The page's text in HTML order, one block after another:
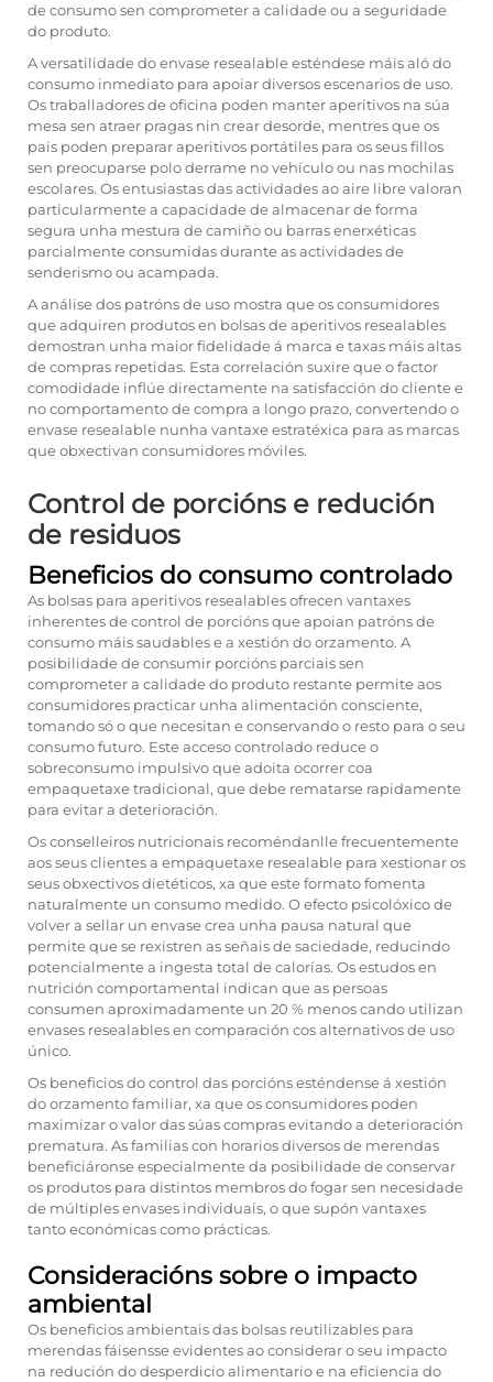
de consumo sen comprometer a calidade ou a seguridade
do produto.
A versatilidade do envase resealable esténdese máis aló do
consumo inmediato para apoiar diversos escenarios de uso.
Os traballadores de oficina poden manter aperitivos na súa
mesa sen atraer pragas nin crear desorde, mentres que os
pais poden preparar aperitivos portátiles para os seus fillos
sen preocuparse polo derrame no vehículo ou nas mochilas
escolares. Os entusiastas das actividades ao aire libre valoran
particularmente a capacidade de almacenar de forma
segura unha mestura de camiño ou barras enerxéticas
parcialmente consumidas durante as actividades de
senderismo ou acampada.
A análise dos patróns de uso mostra que os consumidores
que adquiren produtos en bolsas de aperitivos resealables
demostran unha maior fidelidade á marca e taxas máis altas
de compras repetidas. Esta correlación suxire que o factor
comodidade inflúe directamente na satisfacción do cliente e
no comportamento de compra a longo prazo, convertendo o
envase resealable nunha vantaxe estratéxica para as marcas
que obxectivan consumidores móviles.
Control de porcións e redución
de residuos
Beneficios do consumo controlado
As bolsas para aperitivos resealables ofrecen vantaxes
inherentes de control de porcións que apoian patróns de
consumo máis saudables e a xestión do orzamento. A
posibilidade de consumir porcións parciais sen
comprometer a calidade do produto restante permite aos
consumidores practicar unha alimentación consciente,
tomando só o que necesitan e conservando o resto para o seu
consumo futuro. Este acceso controlado reduce o
sobreconsumo impulsivo que adoita ocorrer coa
empaquetaxe tradicional, que debe rematarse rapidamente
para evitar a deterioración.
Os conselleiros nutricionais recoméndanlle frecuentemente
aos seus clientes a empaquetaxe resealable para xestionar os
seus obxectivos dietéticos, xa que este formato fomenta
naturalmente un consumo medido. O efecto psicolóxico de
volver a sellar un envase crea unha pausa natural que
permite que se rexistren as señais de saciedade, reducindo
potencialmente a ingesta total de calorías. Os estudos en
nutrición comportamental indican que as persoas
consumen aproximadamente un 20 % menos cando utilizan
envases resealables en comparación cos alternativos de uso
único.
Os beneficios do control das porcións esténdense á xestión
do orzamento familiar, xa que os consumidores poden
maximizar o valor das súas compras evitando a deterioración
prematura. As familias con horarios diversos de merendas
beneficiáronse especialmente da posibilidade de conservar
os produtos para distintos membros do fogar sen necesidade
de múltiples envases individuais, o que supón vantaxes
tanto económicas como prácticas.
Consideracións sobre o impacto
ambiental
Os beneficios ambientais das bolsas reutilizables para
merendas fáisensse evidentes ao considerar o seu impacto
na redución do desperdicio alimentario e na eficiencia do